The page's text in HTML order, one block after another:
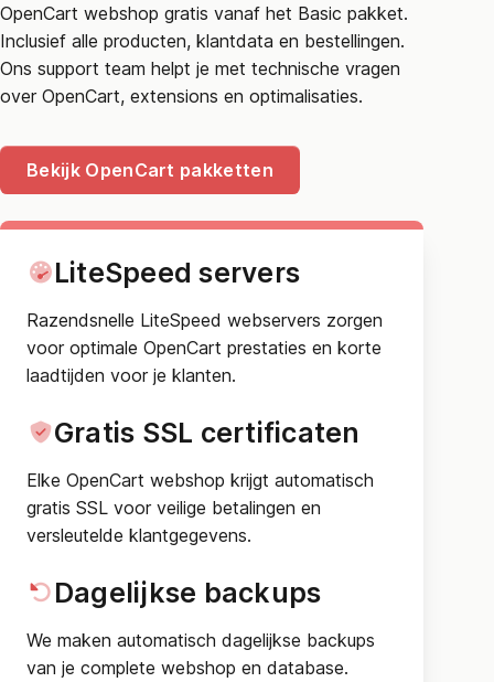
OpenCart webshop gratis vanaf het Basic pakket.
Inclusief alle producten, klantdata en bestellingen.
Ons support team helpt je met technische vragen
over OpenCart, extensions en optimalisaties.
Bekijk OpenCart pakketten
LiteSpeed servers
Razendsnelle LiteSpeed webservers zorgen
voor optimale OpenCart prestaties en korte
laadtijden voor je klanten.
Gratis SSL certificaten
Elke OpenCart webshop krijgt automatisch
gratis SSL voor veilige betalingen en
versleutelde klantgegevens.
Dagelijkse backups
We maken automatisch dagelijkse backups
van je complete webshop en database.